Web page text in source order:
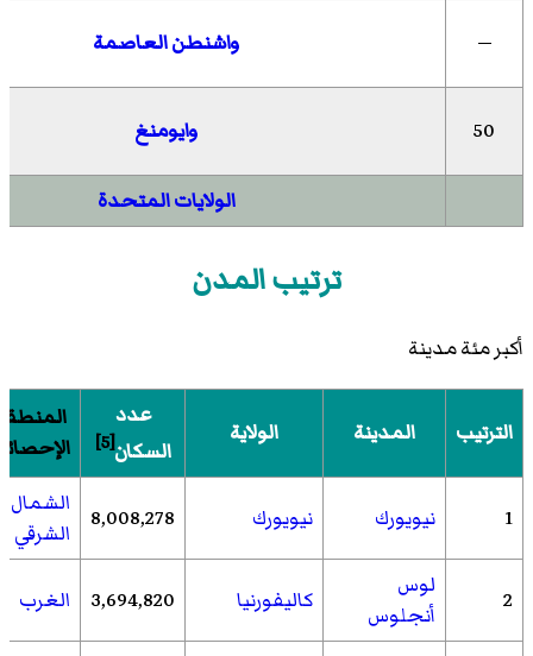
— واشنطن العاصمة
50 وايومنغ
الولايات المتحدة
ترتيب المدن
أكبر مئة مدينة
الترتيب المدينة الولاية
عدد
السكان[5]
1 نيويورك نيويورك 8,008,278
الشمال
الشرقي
2
لوس
أنجلوس
كاليفورنيا 3,694,820 الغرب